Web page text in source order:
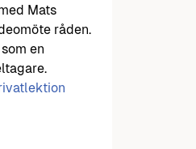
Mats
råden.
en